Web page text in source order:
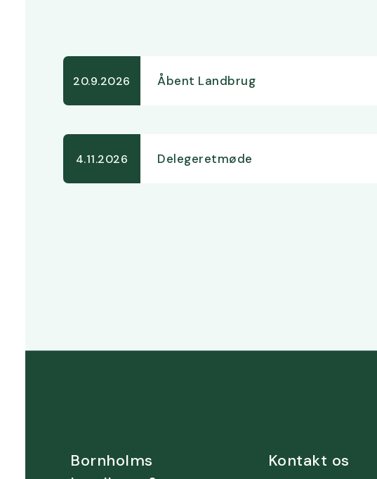
20.9.2026 Åbent Landbrug
4.11.2026 Delegeretmøde
Bornholms
Kontakt os